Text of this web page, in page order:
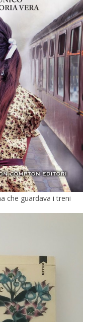
che guardava i treni